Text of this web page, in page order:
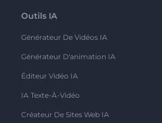
Outils IA
Générateur De Vidéos IA
Générateur D'animation IA
Éditeur Vidéo IA
IA Texte-À-Vidéo
Créateur De Sites Web IA